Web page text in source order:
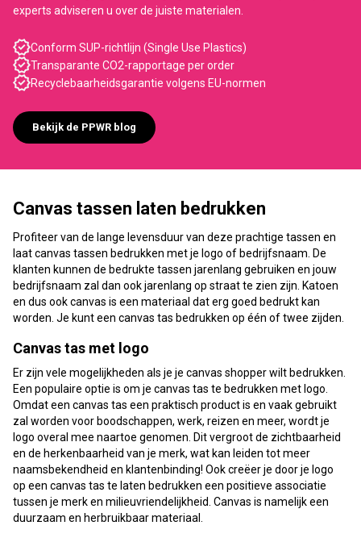
experts adviseren u over de juiste materialen.
Conform SUP-richtlijn (Single Use Plastics)
Transparante CO2-rapportage per order
Recyclebaarheidsgarantie volgens EU-normen
Bekijk de PPWR blog
Canvas tassen laten bedrukken
Profiteer van de lange levensduur van deze prachtige tassen en
laat canvas tassen bedrukken met je logo of bedrijfsnaam. De
klanten kunnen de bedrukte tassen jarenlang gebruiken en jouw
bedrijfsnaam zal dan ook jarenlang op straat te zien zijn. Katoen
en dus ook canvas is een materiaal dat erg goed bedrukt kan
worden. Je kunt een canvas tas bedrukken op één of twee zijden.
Canvas tas met logo
Er zijn vele mogelijkheden als je je canvas shopper wilt bedrukken.
Een populaire optie is om je canvas tas te bedrukken met logo.
Omdat een canvas tas een praktisch product is en vaak gebruikt
zal worden voor boodschappen, werk, reizen en meer, wordt je
logo overal mee naartoe genomen. Dit vergroot de zichtbaarheid
en de herkenbaarheid van je merk, wat kan leiden tot meer
naamsbekendheid en klantenbinding! Ook creëer je door je logo
op een canvas tas te laten bedrukken een positieve associatie
tussen je merk en milieuvriendelijkheid. Canvas is namelijk een
duurzaam en herbruikbaar materiaal.